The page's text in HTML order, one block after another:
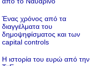
Ένας χρόνος από τα
διαγγέλματα του
δημοψηφίσματος και των
capital controls
Η ιστορία του ευρώ από την